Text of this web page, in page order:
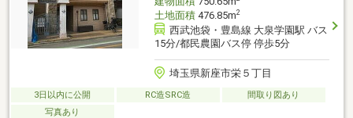
土地面積476.85m2
西武池袋・豊島線 大泉学園駅 バス
15分/都民農園バス停 停歩5分
埼玉県新座市栄５丁目
3日以内に公開 RC造SRC造
間取り図あり
写真あり